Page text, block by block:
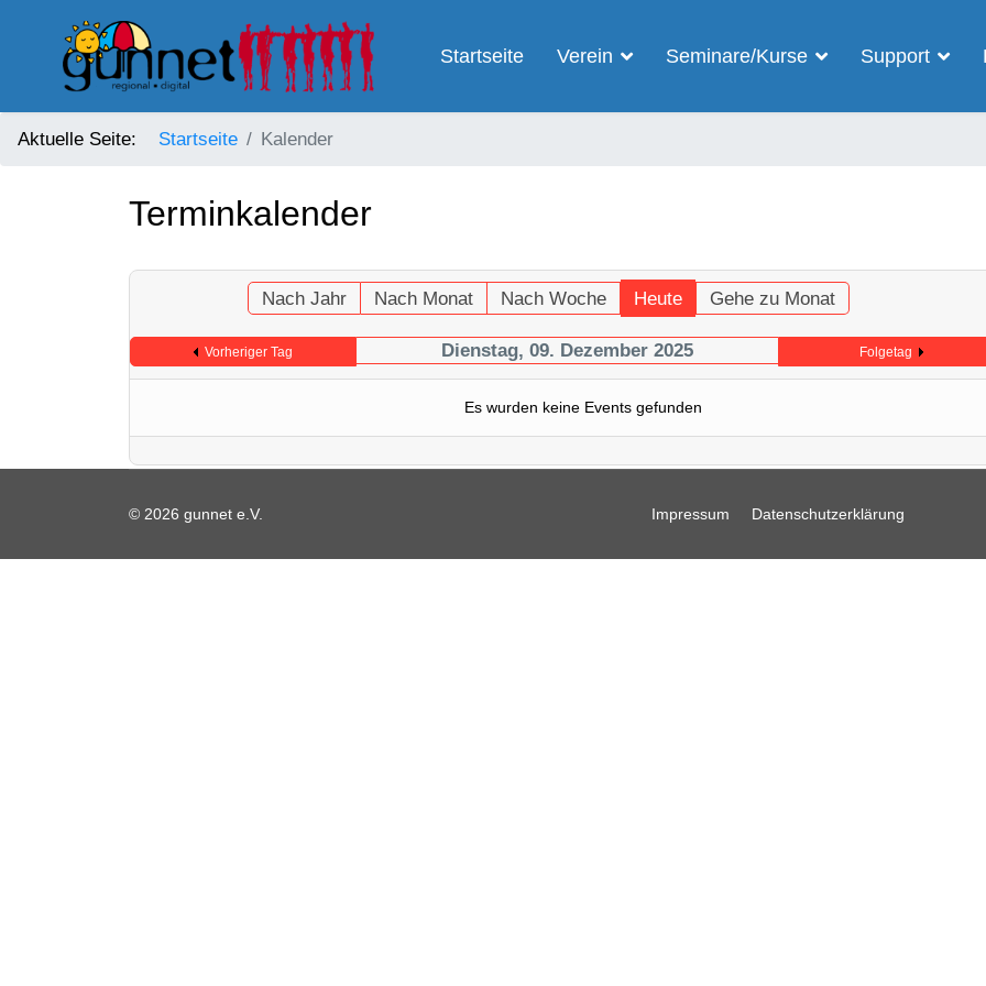
Startseite Verein Seminare/Kurse Support
Aktuelle Seite: Startseite Kalender
Terminkalender
Nach Jahr Nach Monat Nach Woche Heute Gehe zu Monat
Vorheriger Tag Dienstag, 09. Dezember 2025 Folgetag
Es wurden keine Events gefunden
© 2026 gunnet e.V. Impressum Datenschutzerklärung